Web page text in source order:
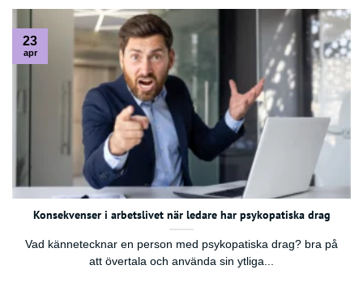
Konsekvenser i arbetslivet när ledare har psykopatiska drag
Vad kännetecknar en person med psykopatiska drag? bra på
att övertala och använda sin ytliga...
23
apr